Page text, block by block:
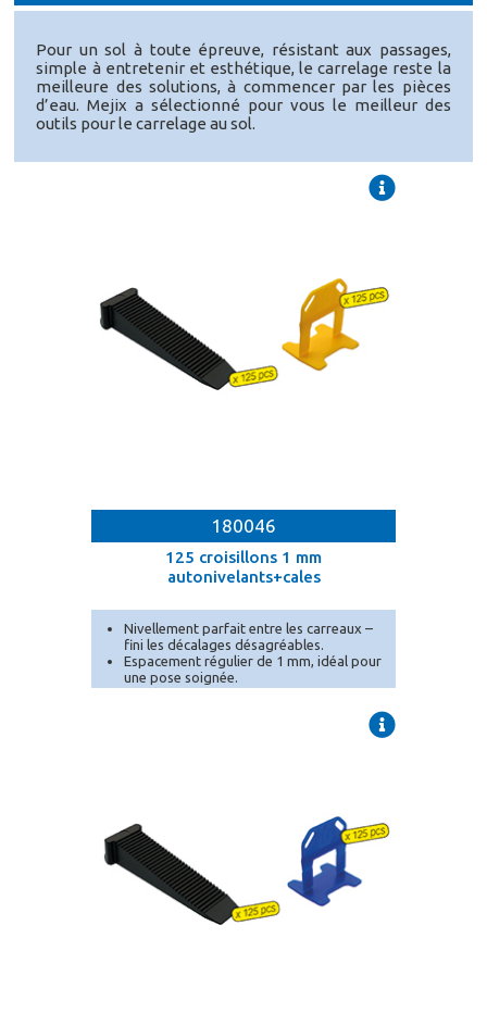
Pour un sol à toute épreuve, résistant aux passages,
simple à entretenir et esthétique, le carrelage reste la
meilleure des solutions, à commencer par les pièces
d’eau. Mejix a sélectionné pour vous le meilleur des
outils pour le carrelage au sol.
180046
125 croisillons 1 mm
autonivelants+cales
Nivellement parfait entre les carreaux –
fini les décalages désagréables.
Espacement régulier de 1 mm, idéal pour
une pose soignée.
Conditionnement en seau pratique pour